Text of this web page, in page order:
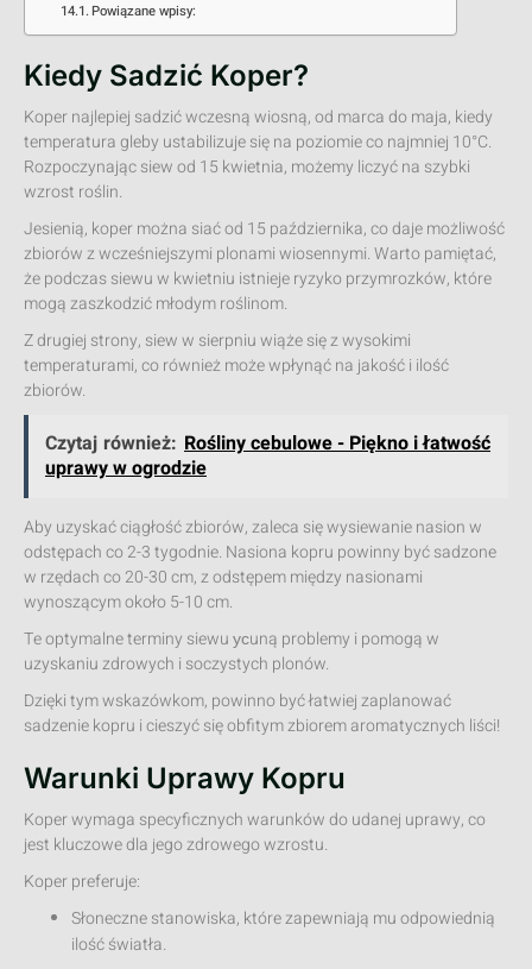
Powiązane wpisy:
Kiedy Sadzić Koper?
Koper najlepiej sadzić wczesną wiosną, od marca do maja, kiedy
temperatura gleby ustabilizuje się na poziomie co najmniej 10°C.
Rozpoczynając siew od 15 kwietnia, możemy liczyć na szybki
wzrost roślin.
Jesienią, koper można siać od 15 października, co daje możliwość
zbiorów z wcześniejszymi plonami wiosennymi. Warto pamiętać,
że podczas siewu w kwietniu istnieje ryzyko przymrozków, które
mogą zaszkodzić młodym roślinom.
Z drugiej strony, siew w sierpniu wiąże się z wysokimi
temperaturami, co również może wpłynąć na jakość i ilość
zbiorów.
Czytaj również: Rośliny cebulowe - Piękno i łatwość
uprawy w ogrodzie
Aby uzyskać ciągłość zbiorów, zaleca się wysiewanie nasion w
odstępach co 2-3 tygodnie. Nasiona kopru powinny być sadzone
w rzędach co 20-30 cm, z odstępem między nasionami
wynoszącym około 5-10 cm.
Te optymalne terminy siewu усuną problemy i pomogą w
uzyskaniu zdrowych i soczystych plonów.
Dzięki tym wskazówkom, powinno być łatwiej zaplanować
sadzenie kopru i cieszyć się obfitym zbiorem aromatycznych liści!
Warunki Uprawy Kopru
Koper wymaga specyficznych warunków do udanej uprawy, co
jest kluczowe dla jego zdrowego wzrostu.
Koper preferuje:
Słoneczne stanowiska, które zapewniają mu odpowiednią
ilość światła.